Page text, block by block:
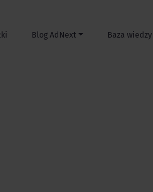
Blog AdNext Baza wiedzy